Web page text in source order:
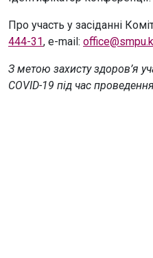
Про участь у засіданні
444-31, e-mail:
З метою захисту здоров’я
COVID-19 під час